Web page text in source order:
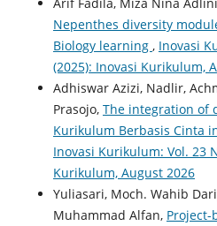
Nepenthes diversity
Biology learning , Inovasi
(2025): Inovasi Kurikulum,
Adhiswar Azizi, Nadlir,
Prasojo, The integration of
Kurikulum Berbasis Cinta
Inovasi Kurikulum: Vol. 23
Kurikulum, August 2026
Yuliasari, Moch. Wahib
Muhammad Alfan,